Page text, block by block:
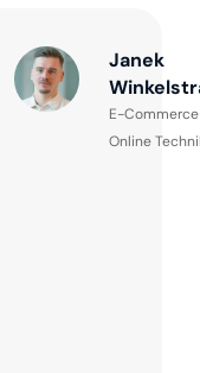
Janek
E-
Online